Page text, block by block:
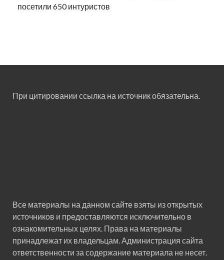
посетили 650 интуристов
При цитировании ссылка на источник обязательна.
Все материалы на данном сайте взяты из открытых
источников и предоставляются исключительно в
ознакомительных целях. Права на материалы
принадлежат их владельцам. Администрация сайта
ответственности за содержание материала не несет.